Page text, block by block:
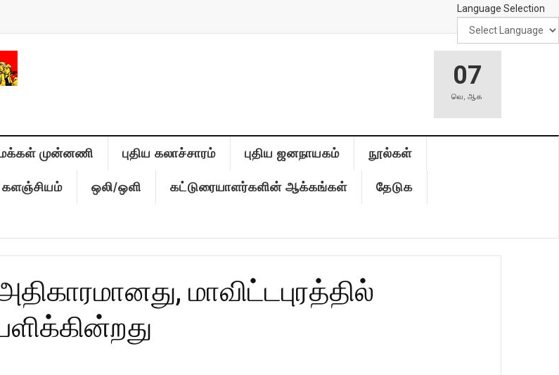
Language Selection
07
வெ,ஆக
மக்கள் முன்னணி புதிய கலாச்சாரம் புதிய ஜனநாயகம் நூல்கள்
ஒலி/ஒளி கட்டுரையாளர்களின் ஆக்கங்கள் தேடுக
மாவிட்டபுரத்தில்